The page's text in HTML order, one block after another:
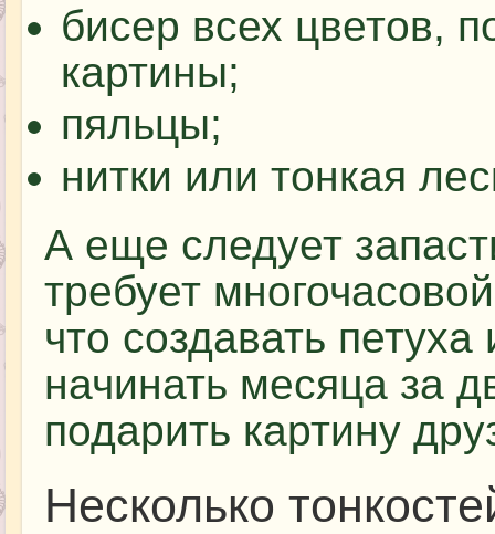
бисер всех цветов,
картины;
пяльцы;
нитки или тонкая
А еще следует
требует
что создавать
начинать месяца за
подарить картину
Несколько